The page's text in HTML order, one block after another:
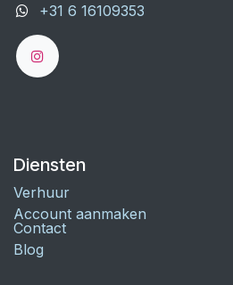
+31 6 16109353
Diensten
Verhuur
Account aanmaken
Contact
Blog